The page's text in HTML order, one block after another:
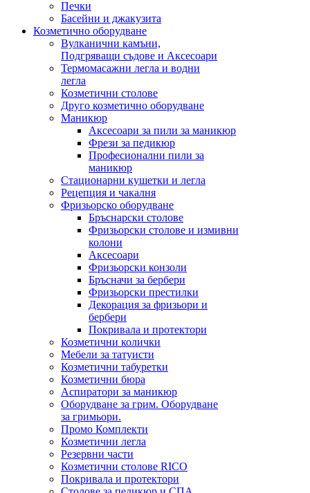
Печки
Басейни и джакузита
Козметично оборудване
Вулканични камъни,
Подгряващи съдове и Аксесоари
Термомасажни легла и водни
легла
Козметични столове
Друго козметично оборудване
Маникюр
Аксесоари за пили за маникюр
Фрези за педикюр
Професионални пили за
маникюр
Стационарни кушетки и легла
Рецепция и чакалня
Фризьорско оборудване
Бръснарски столове
Фризьорски столове и измивни
колони
Аксесоари
Фризьорски конзоли
Бръсначи за бербери
Фризьорски престилки
Декорация за фризьори и
бербери
Покривала и протектори
Козметични колички
Мебели за татуисти
Козметични табуретки
Козметични бюра
Аспиратори за маникюр
Оборудване за грим. Оборудване
за гримьори.
Промо Комплекти
Козметични легла
Резервни части
Козметични столове RICO
Покривала и протектори